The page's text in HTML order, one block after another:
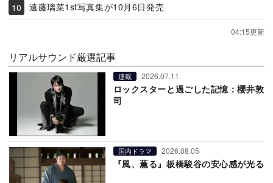
遠藤璃菜1st写真集が10月6日発売
04:15更新
リアルサウンド厳選記事
連載 2026.07.11
ロックスターと過ごした記憶：櫻井敦
司
国内ドラマ 2026.08.05
『風、薫る』板橋駿谷の安心感が光る